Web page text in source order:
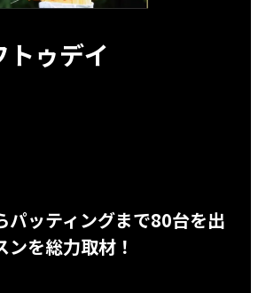
トゥデイ
パッティングまで80台を出
を総力取材！